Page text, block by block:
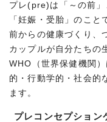
プレ(pre)は「～の前
「妊娠・受胎」のこ
前からの健康づくり、
カップルが自分たちの
WHO（世界保健機関
的・行動学的・社会的
ます。
プレコンセプション